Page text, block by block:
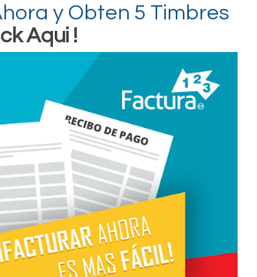
y Obten 5 Timbres
Aqui !